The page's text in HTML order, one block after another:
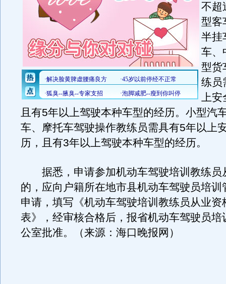
不超
型客
半挂
车、
型货
练员
上安
且有5年以上驾驶本种车型的经历。小型汽
车、摩托车驾驶操作教练员需具有5年以上
历，且有3年以上驾驶本种车型的经历。
据悉，申请参加机动车驾驶培训教练员
的，应向户籍所在地市县机动车驾驶员培训
申请，填写《机动车驾驶培训教练员从业资
表》，经审核合格后，报省机动车驾驶员培
公室批准。（来源：海口晚报网）